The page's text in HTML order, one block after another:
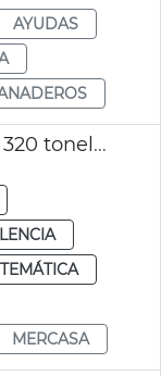
AYUDAS
Mercavalència ayuda DANA 320 toneladas
MERCASA